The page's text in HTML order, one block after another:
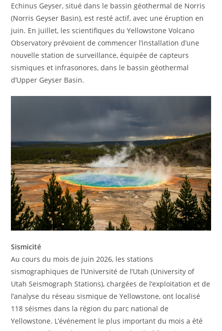
Echinus Geyser, situé dans le bassin géothermal de Norris
(Norris Geyser Basin), est resté actif, avec une éruption en
juin. En juillet, les scientifiques du Yellowstone Volcano
Observatory prévoient de commencer l’installation d’une
nouvelle station de surveillance, équipée de capteurs
sismiques et infrasonores, dans le bassin géothermal
d’Upper Geyser Basin.
Sismicité
Au cours du mois de juin 2026, les stations
sismographiques de l’Université de l’Utah (University of
Utah Seismograph Stations), chargées de l’exploitation et de
l’analyse du réseau sismique de Yellowstone, ont localisé
118 séismes dans la région du parc national de
Yellowstone. L’événement le plus important du mois a été